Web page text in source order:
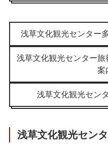
浅草文化観光センター
浅草文化観光センター
案
浅草文化観光セン
浅草文化観光セン